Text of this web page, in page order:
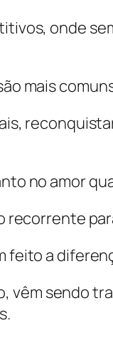
onde
mais
no amor
recorrente
feito a
vêm sendo